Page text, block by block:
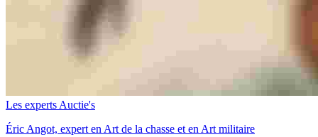
Les experts Auctie's
Éric Angot, expert en Art de la chasse et en Art militaire